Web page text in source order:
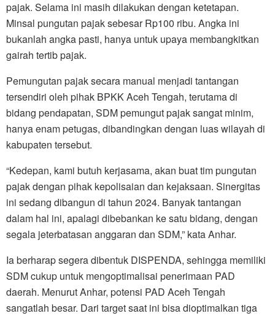
pajak. Selama ini masih dilakukan dengan ketetapan.
Minsal pungutan pajak sebesar Rp100 ribu. Angka ini
bukanlah angka pasti, hanya untuk upaya membangkitkan
gairah tertib pajak.
Pemungutan pajak secara manual menjadi tantangan
tersendiri oleh pihak BPKK Aceh Tengah, terutama di
bidang pendapatan, SDM pemungut pajak sangat minim,
hanya enam petugas, dibandingkan dengan luas wilayah di
kabupaten tersebut.
“Kedepan, kami butuh kerjasama, akan buat tim pungutan
pajak dengan pihak kepolisaian dan kejaksaan. Sinergitas
ini sedang dibangun di tahun 2024. Banyak tantangan
dalam hal ini, apalagi dibebankan ke satu bidang, dengan
segala jeterbatasan anggaran dan SDM,” kata Anhar.
Ia berharap segera dibentuk DISPENDA, sehingga memiliki
SDM cukup untuk mengoptimalisai penerimaan PAD
daerah. Menurut Anhar, potensi PAD Aceh Tengah
sangatlah besar. Dari target saat ini bisa dioptimalkan tiga